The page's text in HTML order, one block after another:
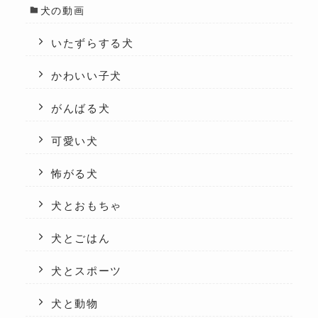
犬の動画
いたずらする犬
かわいい子犬
がんばる犬
可愛い犬
怖がる犬
犬とおもちゃ
犬とごはん
犬とスポーツ
犬と動物